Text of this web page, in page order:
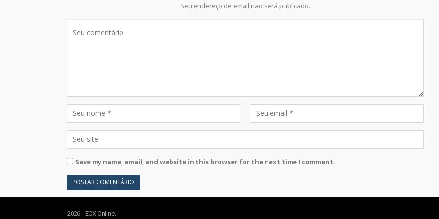
Seu endereço de email não será publicado.
Save my name, email, and website in this browser for the next time I comment.
2026 - ECX Online.